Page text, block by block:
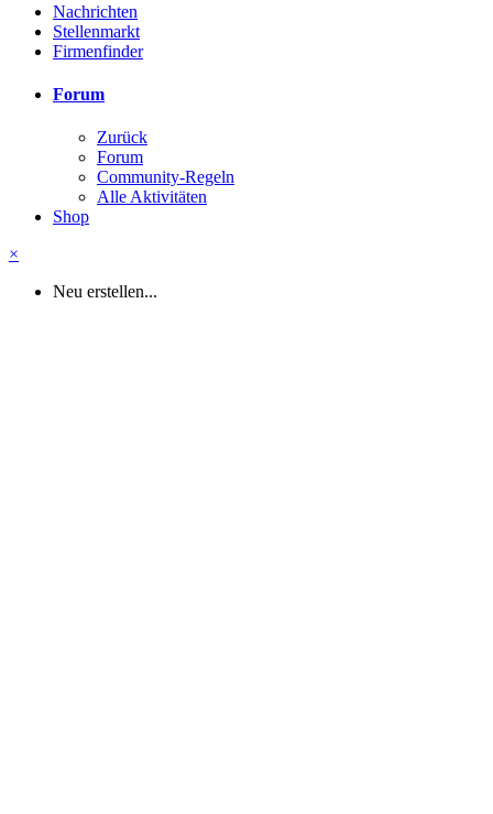
Nachrichten
Stellenmarkt
Firmenfinder
Forum
Zurück
Forum
Community-Regeln
Alle Aktivitäten
Shop
×
Neu erstellen...